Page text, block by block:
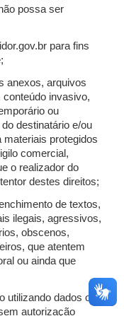
possa ser
para fins
anexos, arquivos
invasivo,
ou
destinatário e/ou
materiais protegidos
comercial,
o realizador do
destes direitos;
de textos,
ilegais, agressivos,
obscenos,
que atentem
ou ainda que
utilizando dados ou
autorização